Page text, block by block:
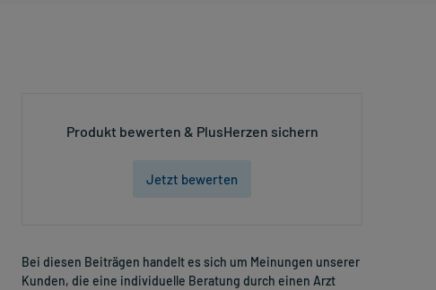
Produkt bewerten & PlusHerzen sichern
Jetzt bewerten
Bei diesen Beiträgen handelt es sich um Meinungen unserer
Kunden, die eine individuelle Beratung durch einen Arzt